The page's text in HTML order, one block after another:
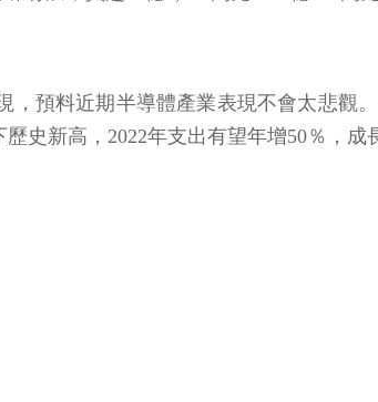
預料近期半導體產業表現不會太悲觀
史新高，2022年支出有望年增50％，成